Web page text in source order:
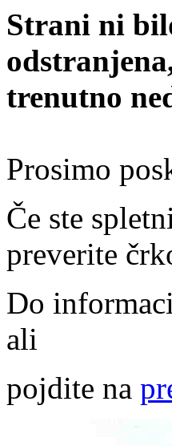
Strani ni
trenutno
Prosimo
Če ste
preverite
Do
ali
pojdite na